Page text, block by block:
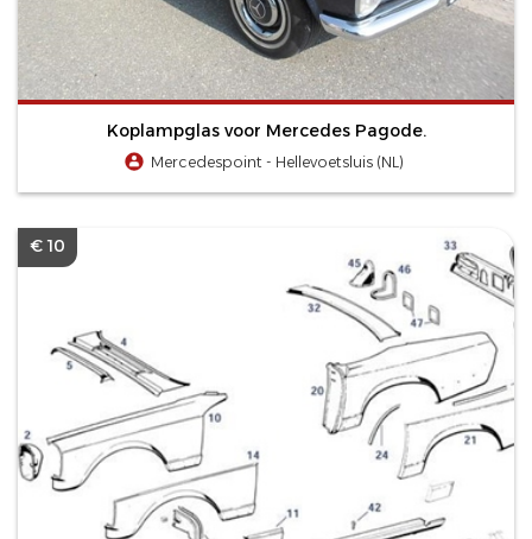
Koplampglas voor Mercedes Pagode.
Mercedespoint - Hellevoetsluis (NL)
€ 10